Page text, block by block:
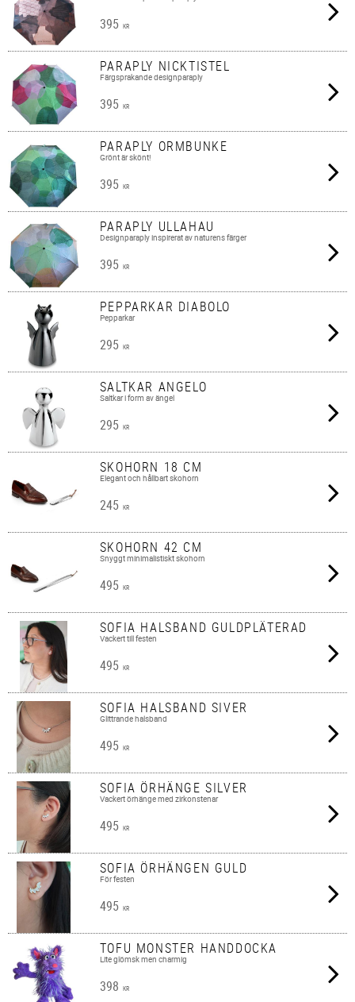
395 KR
PARAPLY NICKTISTEL
Färgsprakande designparaply
395 KR
PARAPLY ORMBUNKE
Grönt är skönt!
395 KR
PARAPLY ULLAHAU
Designparaply inspirerat av naturens färger
395 KR
PEPPARKAR DIABOLO
Pepparkar
295 KR
SALTKAR ANGELO
Saltkar i form av ängel
295 KR
SKOHORN 18 CM
Elegant och hållbart skohorn
245 KR
SKOHORN 42 CM
Snyggt minimalistiskt skohorn
495 KR
SOFIA HALSBAND GULDPLÄTERAD
Vackert till festen
495 KR
SOFIA HALSBAND SIVER
Glittrande halsband
495 KR
SOFIA ÖRHÄNGE SILVER
Vackert örhänge med zirkonstenar
495 KR
SOFIA ÖRHÄNGEN GULD
För festen
495 KR
TOFU MONSTER HANDDOCKA
Lite glömsk men charmig
398 KR